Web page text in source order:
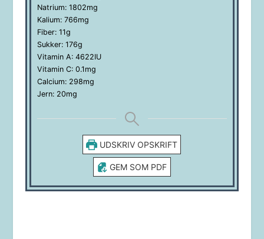
Natrium: 1802mg
Kalium: 766mg
Fiber: 11g
Sukker: 176g
Vitamin A: 4622IU
Vitamin C: 0.1mg
Calcium: 298mg
Jern: 20mg
UDSKRIV OPSKRIFT
GEM SOM PDF